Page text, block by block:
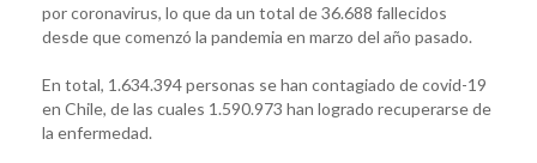
por coronavirus, lo que da un total de 36.688 fallecidos
desde que comenzó la pandemia en marzo del año pasado.
En total, 1.634.394 personas se han contagiado de covid-19
en Chile, de las cuales 1.590.973 han logrado recuperarse de
la enfermedad.